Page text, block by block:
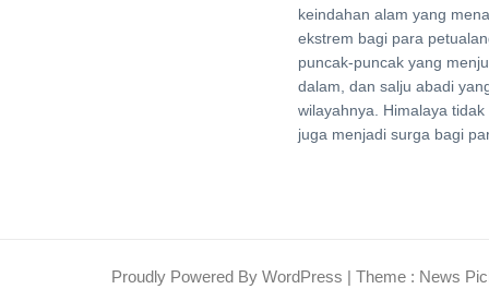
keindahan alam yang
ekstrem bagi para
puncak-puncak yang
dalam, dan salju abadi
wilayahnya. Himalaya
juga menjadi surga bagi
Proudly Powered By WordPress | Theme : News